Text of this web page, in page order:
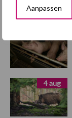
Aanpassen
4 aug